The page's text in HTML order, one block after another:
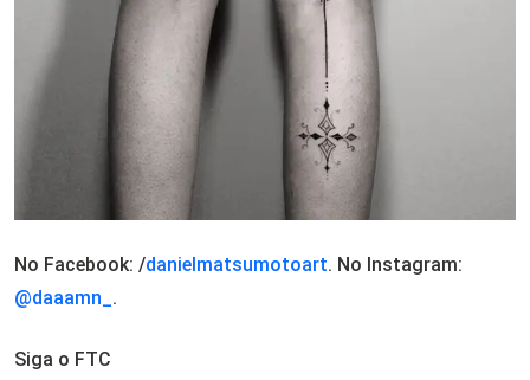
No Facebook: /danielmatsumotoart. No Instagram:
@daaamn_ .
Siga o FTC